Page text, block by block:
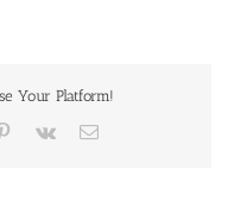
Your Platform!
Pinterest
Vk
E-